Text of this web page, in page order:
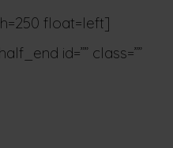
float=left]
id=”” class=””